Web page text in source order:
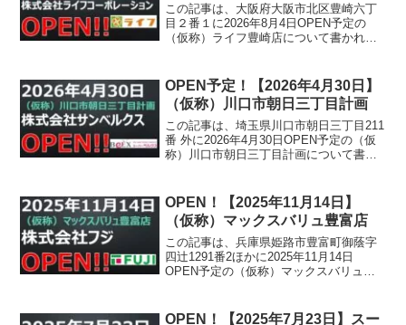
この記事は、大阪府大阪市北区豊崎六丁
目２番１に2026年8月4日OPEN予定の
（仮称）ライフ豊崎店について書かれて
OPEN予定！【2026年4月30日】
（仮称）川口市朝日三丁目計画
この記事は、埼玉県川口市朝日三丁目211
番 外に2026年4月30日OPEN予定の（仮
称）川口市朝日三丁目計画について書か
OPEN！【2025年11月14日】
（仮称）マックスバリュ豊富店
この記事は、兵庫県姫路市豊富町御蔭字
四辻1291番2ほかに2025年11月14日
OPEN予定の（仮称）マックスバリュ豊
OPEN！【2025年7月23日】スー